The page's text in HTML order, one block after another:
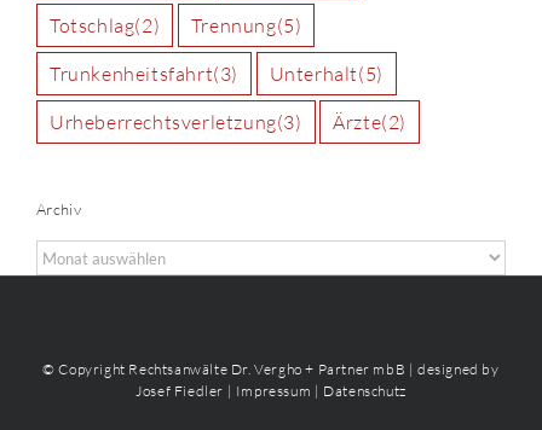
Totschlag(2) Trennung(5)
Trunkenheitsfahrt(3) Unterhalt(5)
Urheberrechtsverletzung(3) Ärzte(2)
Archiv
Archiv
© Copyright Rechtsanwälte Dr. Vergho + Partner mbB | designed by
Josef Fiedler | Impressum | Datenschutz